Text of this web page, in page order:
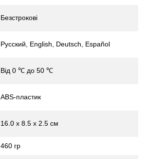
Безстрокові
Русский, English, Deutsch, Español
Від 0 ℃ до 50 ℃
ABS-пластик
16.0 х 8.5 х 2.5 см
460 гр